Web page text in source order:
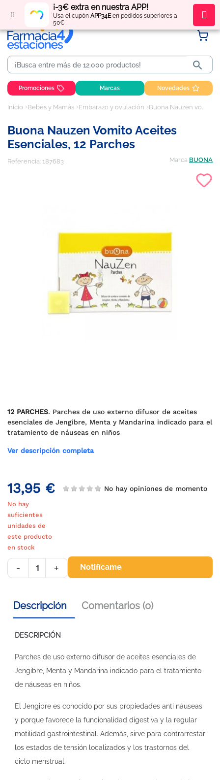
¡-3€ extra en nuestra APP!
Usa el cupón APP34Een pedidos superiores a
50€
Regístratey obténpuntos por tus compras

Promociones Marcas Novedades
Inicio Bebés y Mamás Embarazo y ovulación Buona Nauzen vomito aceites esenciales, 12 parches
Buona Nauzen Vomito Aceites
Esenciales, 12 Parches
Referencia: 187683 Marca BUONA
12 PARCHES. Parches de uso externo difusor de aceites
esenciales de Jengibre, Menta y Mandarina indicado para el
tratamiento de náuseas en niños
Ver descripción completa
13,95 € No hay opiniones de momento
No hay
suficientes
unidades de
este producto
en stock
- + Notifícame
Descripción Comentarios (0)
DESCRIPCIÓN
Parches de uso externo difusor de aceites esenciales de
Jengibre, Menta y Mandarina indicado para el tratamiento
de náuseas en niños.
El Jengibre es conocido por sus propiedades anti náuseas
y porque favorece la funcionalidad digestiva y la regular
motilidad gastrointestinal. Además, sirve para contrarrestar
los estados de tensión localizados y los trastornos del
ciclo menstrual.